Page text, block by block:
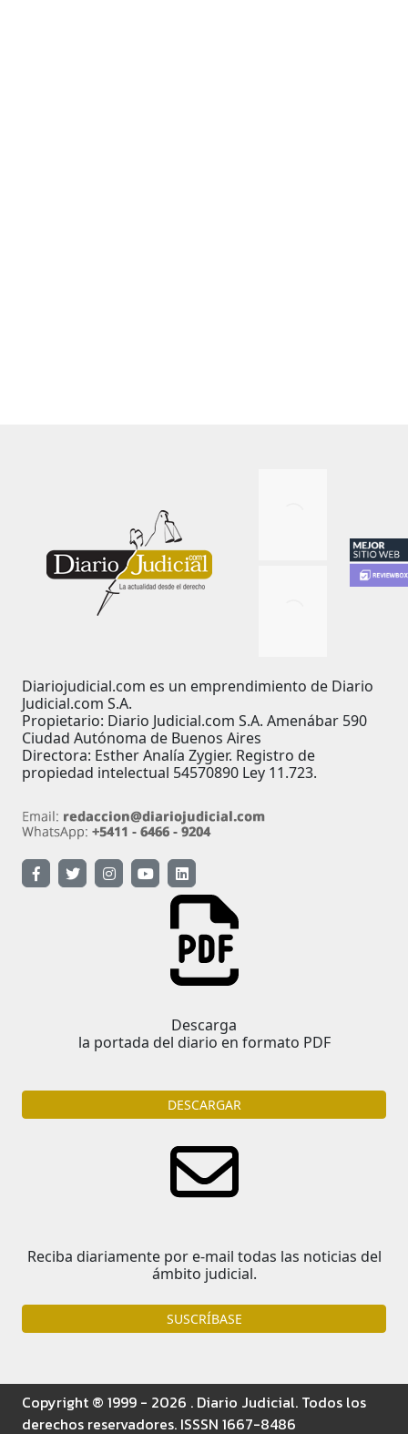
Diariojudicial.com es un emprendimiento de Diario
Judicial.com S.A.
Propietario: Diario Judicial.com S.A. Amenábar 590
Ciudad Autónoma de Buenos Aires
Directora: Esther Analía Zygier. Registro de
propiedad intelectual 54570890 Ley 11.723.
Descarga
la portada del diario en formato PDF
DESCARGAR
Reciba diariamente por e-mail todas las noticias del
ámbito judicial.
SUSCRÍBASE
Copyright ® 1999 - 2026 . Diario Judicial. Todos los
derechos reservadores. ISSSN 1667-8486